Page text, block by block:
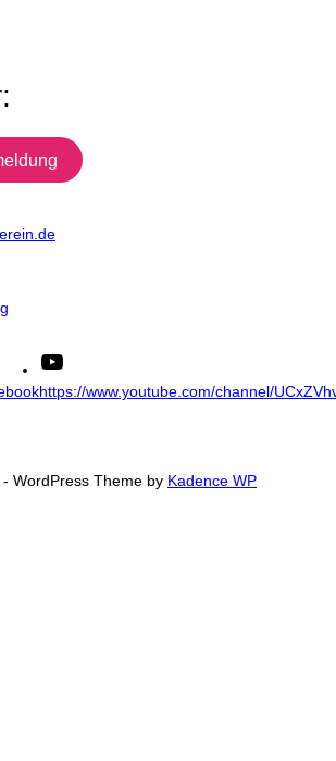
https://www.youtube.com/channel/
WordPress Theme by Kadence WP